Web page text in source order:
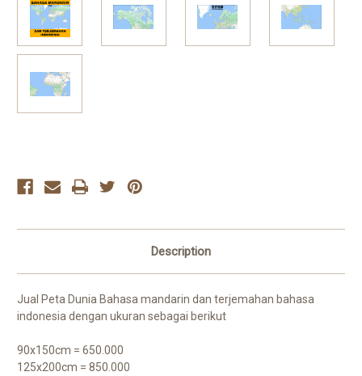
Description
Jual Peta Dunia Bahasa mandarin dan terjemahan bahasa
indonesia dengan ukuran sebagai berikut
90x150cm = 650.000
125x200cm = 850.000